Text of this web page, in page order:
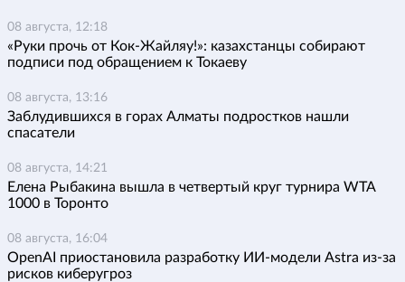
08 августа, 12:18
«Руки прочь от Кок-Жайляу!»: казахстанцы собирают
подписи под обращением к Токаеву
08 августа, 13:16
Заблудившихся в горах Алматы подростков нашли
спасатели
08 августа, 14:21
Елена Рыбакина вышла в четвертый круг турнира WTA
1000 в Торонто
08 августа, 16:04
OpenAI приостановила разработку ИИ-модели Astra из-за
рисков киберугроз